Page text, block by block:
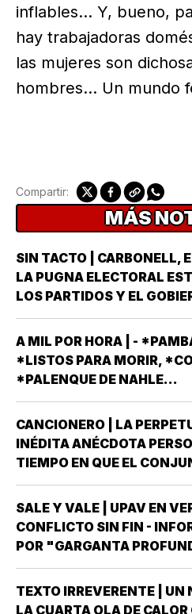
inflables… Y, bueno,
hay trabajadoras
las mujeres son
hombres… Un mundo
Compartir:
MÁS
SIN TACTO | CARBONELL,
LA PUGNA ELECTORAL
LOS PARTIDOS Y EL
ARMAS MÁS AFILADAS
LA JORNADA DEL
ENTRANTE *EL PROCESO
ELEGIR…
A MIL POR HORA | -
*LISTOS PARA MORIR,
*PALENQUE DE NAHLE...
CANCIONERO | LA
INÉDITA ANÉCDOTA
TIEMPO EN QUE EL
LLAMADO LOS PINOS FUE
DEL PRESIDENTE DE
SOLAMENTE CUATRO
CALIDAD DE…
SALE Y VALE | UPAV EN
CONFLICTO SIN FIN -
POR "GARGANTA
GOBIERNO DEL ESTADO
"REVENTARLE" EL TEMA
POPULAR AUTÓNOMA DE
TEXTO IRREVERENTE | UN
LA CUARTA OLA DE